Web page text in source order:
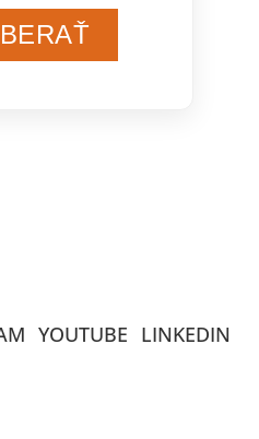
YOUTUBE LINKEDIN